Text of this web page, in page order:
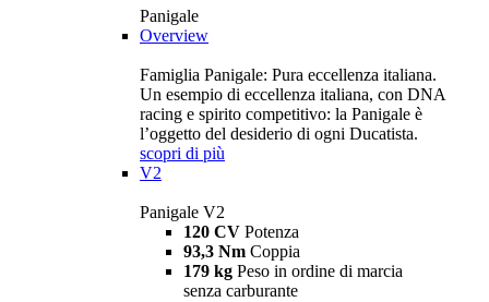
Panigale
Overview
Famiglia Panigale: Pura eccellenza italiana.
Un esempio di eccellenza italiana, con DNA
racing e spirito competitivo: la Panigale è
l’oggetto del desiderio di ogni Ducatista.
scopri di più
V2
Panigale V2
120 CV Potenza
93,3 Nm Coppia
179 kg Peso in ordine di marcia
senza carburante